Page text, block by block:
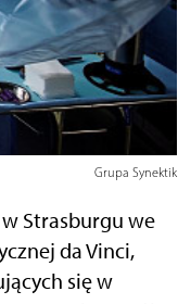
Grupa Synektik
Strasburgu we
da Vinci,
się w